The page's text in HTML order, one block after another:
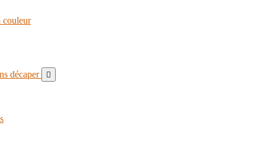
couleur
décaper
